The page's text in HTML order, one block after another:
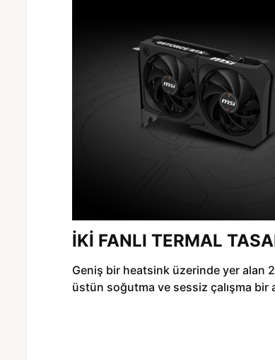
İKİ FANLI TERMAL
Geniş bir heatsink üzerinde yer alan
üstün soğutma ve sessiz çalışma bir